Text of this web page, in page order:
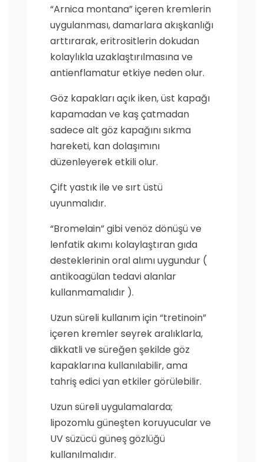
“Arnica montana” içeren kremlerin
uygulanması, damarlara akışkanlığı
arttırarak, eritrositlerin dokudan
kolaylıkla uzaklaştırılmasına ve
antienflamatur etkiye neden olur.
Göz kapakları açık iken, üst kapağı
kapamadan ve kaş çatmadan
sadece alt göz kapağını sıkma
hareketi, kan dolaşımını
düzenleyerek etkili olur.
Çift yastık ile ve sırt üstü
uyunmalıdır.
“Bromelain” gibi venöz dönüşü ve
lenfatik akımı kolaylaştıran gıda
desteklerinin oral alımı uygundur (
antikoagülan tedavi alanlar
kullanmamalıdır ).
Uzun süreli kullanım için “tretinoin”
içeren kremler seyrek aralıklarla,
dikkatli ve süreğen şekilde göz
kapaklarına kullanılabilir, ama
tahriş edici yan etkiler görülebilir.
Uzun süreli uygulamalarda;
lipozomlu güneşten koruyucular ve
UV süzücü güneş gözlüğü
kullanılmalıdır.